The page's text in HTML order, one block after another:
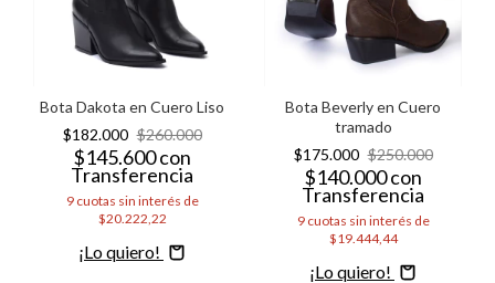
Bota Dakota en Cuero Liso
$182.000 $260.000
$145.600con
Transferencia
9 cuotas sin interés de
$20.222,22
Comprar
Bota Beverly en Cuero
tramado
$175.000 $250.000
$140.000con
Transferencia
9 cuotas sin interés de
$19.444,44
Comprar